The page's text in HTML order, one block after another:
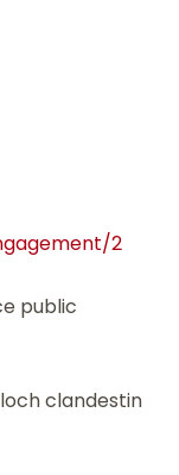
2
public
clandestin